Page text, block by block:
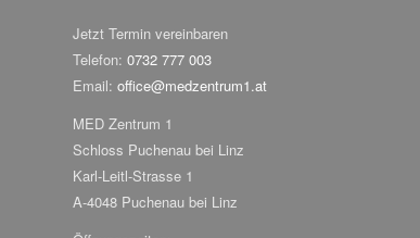
Jetzt Termin vereinbaren
Telefon: 0732 777 003
Email: office@medzentrum1.at
MED Zentrum 1
Schloss Puchenau bei Linz
Karl-Leitl-Strasse 1
A-4048 Puchenau bei Linz